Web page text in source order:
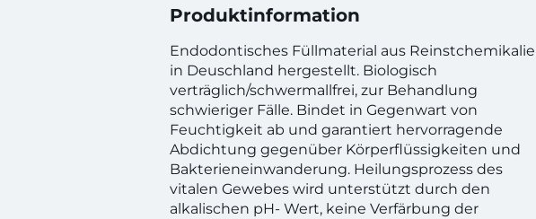
Produktinformation
Endodontisches Füllmaterial aus
in Deuschland hergestellt. Biologisch
verträglich/schwermallfrei, zur Behandlung
schwieriger Fälle. Bindet in Gegenwart von
Feuchtigkeit ab und garantiert hervorragende
Abdichtung gegenüber Körperflüssigkeiten und
Bakterieneinwanderung. Heilungsprozess des
vitalen Gewebes wird unterstützt durch den
alkalischen pH- Wert, keine Verfärbung der